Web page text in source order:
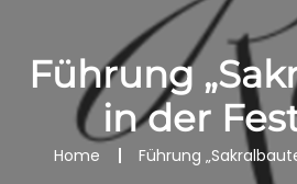
Führung
in der
Home Führung